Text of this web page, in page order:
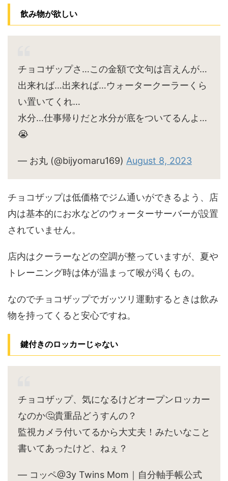
飲み物が欲しい
チョコザップさ…この金額で文句は言えんが…
出来れば…出来れば…ウォータークーラーくら
い置いてくれ…
水分…仕事帰りだと水分が底をついてるんよ…
😭
— お丸 (@bijyomaru169) August 8, 2023
チョコザップは低価格でジム通いができるよう、店
内は基本的にお水などのウォーターサーバーが設置
されていません。
店内はクーラーなどの空調が整っていますが、夏や
トレーニング時は体が温まって喉が渇くもの。
なのでチョコザップでガッツリ運動するときは飲み
物を持ってくると安心ですね。
鍵付きのロッカーじゃない
チョコザップ、気になるけどオープンロッカー
なのか🤔貴重品どうすんの？
監視カメラ付いてるから大丈夫！みたいなこと
書いてあったけど、ねぇ？
— コッペ@3y Twins Mom｜自分軸手帳公式